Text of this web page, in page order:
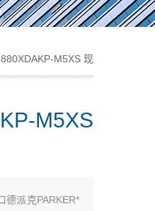
M5XS 现
货
M5XS
德派克PARKER*